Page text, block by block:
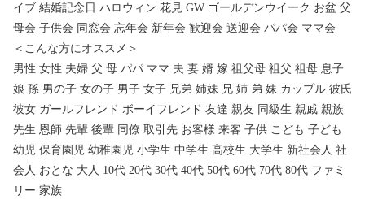
イブ 結婚記念日 ハロウィン 花見 GW ゴールデンウイーク お盆 父
母会 子供会 同窓会 忘年会 新年会 歓迎会 送迎会 パパ会 ママ会
＜こんな方にオススメ＞
男性 女性 夫婦 父 母 パパ ママ 夫 妻 婿 嫁 祖父母 祖父 祖母 息子
娘 孫 男の子 女の子 男子 女子 兄弟 姉妹 兄 姉 弟 妹 カップル 彼氏
彼女 ガールフレンド ボーイフレンド 友達 親友 同級生 親戚 親族
先生 恩師 先輩 後輩 同僚 取引先 お客様 来客 子供 こども 子ども
幼児 保育園児 幼稚園児 小学生 中学生 高校生 大学生 新社会人 社
会人 おとな 大人 10代 20代 30代 40代 50代 60代 70代 80代 ファミ
リー 家族